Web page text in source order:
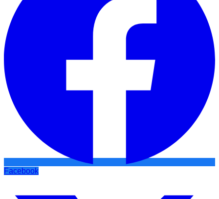
Facebook